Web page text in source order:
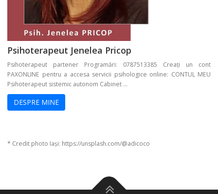
Psihoterapeut Jenelea Pricop
Psihoterapeut partener Programări: 0787513385 Creați un cont
PAXONLINE pentru a accesa servicii psihologice online: CONTUL MEU
Psihoterapeut sistemic autonom Cabinet ...
DESPRE MINE
* Credit photo Iași: https://unsplash.com/@adicoco